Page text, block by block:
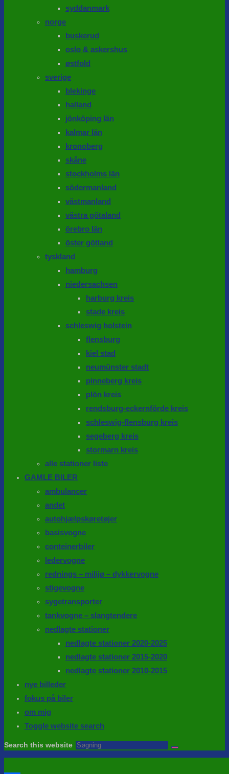
syddanmark
norge
buskerud
oslo & askershus
østfold
sverige
blekinge
halland
jönköping län
kalmar län
kronoberg
skåne
stockholms län
södermanland
västmanland
västra götaland
örebro län
öster götland
tyskland
hamburg
niedersachsen
harburg kreis
stade kreis
schleswig holstein
flensburg
kiel stad
neumünster stadt
pinneberg kreis
plön kreis
rendsburg-eckernförde kreis
schleswig-flensburg kreis
segeberg kreis
stormarn kreis
alle stationer liste
GAMLE BILER
ambulancer
andet
autohjælpskøretøjer
basisvogne
conteinerbiler
ledervogne
rednings – milijø – dykkervogne
stigevogne
sygetransporter
tankvogne – slangtendere
nedlagte stationer
nedlagte stationer 2020-2025
nedlagte stationer 2015-2020
nedlagte stationer 2010-2015
nye billeder
fokus på biler
om mig
Toggle website search
Search this website